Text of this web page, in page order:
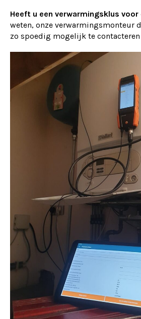
Heeft u een verwarmingsklus voor
weten, onze verwarmingsmonteur
zo spoedig mogelijk te